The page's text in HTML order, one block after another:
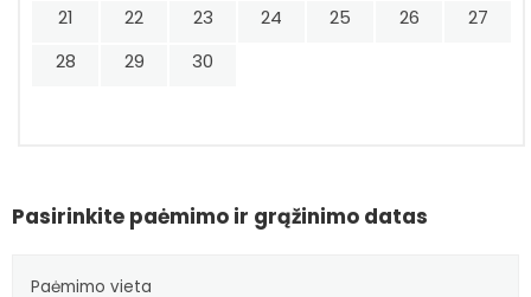
21
22 23 24 25 26
27
28
29 30
Pasirinkite paėmimo ir grąžinimo datas
Paėmimo vieta